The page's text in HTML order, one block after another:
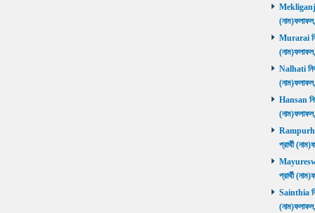
Mekliganj
Murarai
Nalhati
Hansan
Rampurhat
প্রার্থী
প্রার্থী
Sainthia